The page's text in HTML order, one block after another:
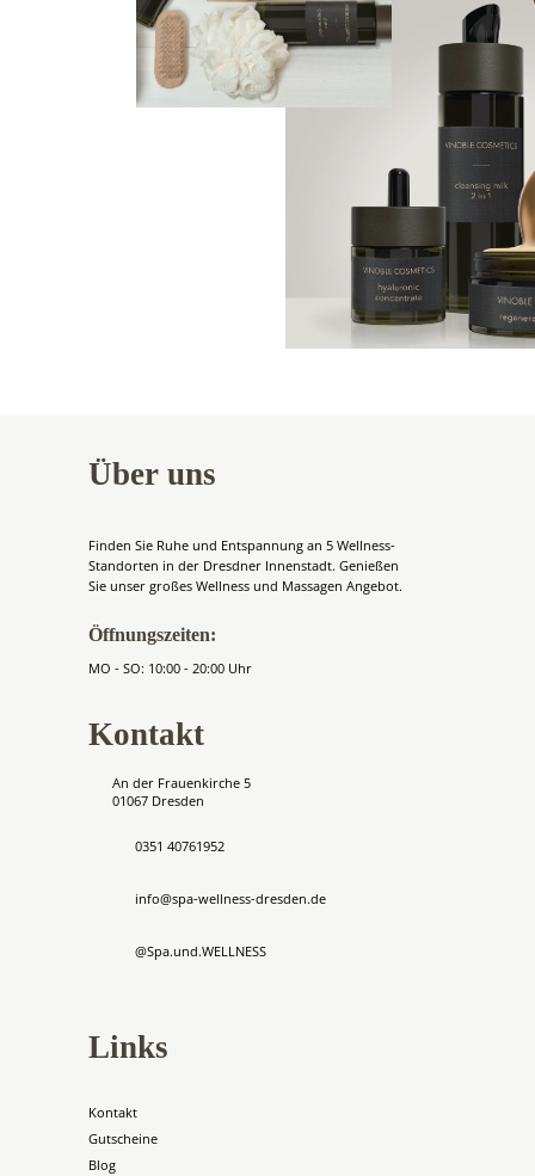
Über uns
Finden Sie Ruhe und Entspannung an 5 Wellness-
Standorten in der Dresdner Innenstadt. Genießen
Sie unser großes Wellness und Massagen Angebot.
Öffnungszeiten:
MO - SO: 10:00 - 20:00 Uhr
Kontakt
An der Frauenkirche 5
01067 Dresden
0351 40761952
info@spa-wellness-dresden.de
@Spa.und.WELLNESS
Links
Kontakt
Gutscheine
Blog